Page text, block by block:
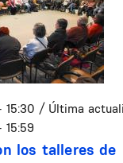
/ Última
los talleres de